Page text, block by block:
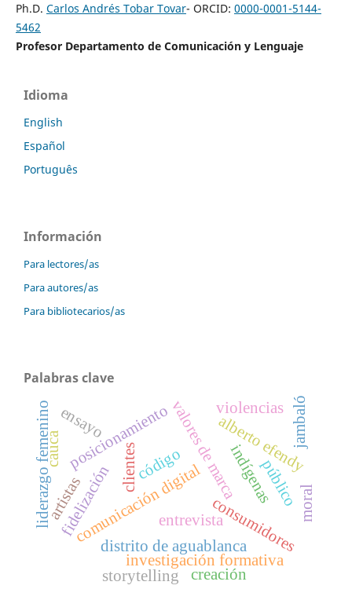
Ph.D. Carlos Andrés Tobar Tovar- ORCID: 0000-0001-5144-
5462
Profesor Departamento de Comunicación y Lenguaje
Idioma
English
Español
Português
Información
Para lectores/as
Para autores/as
Para bibliotecarios/as
Palabras clave
comunicación digital
valores de marca
consumidores
posicionamiento
fidelización clientes
distrito de aguablanca
liderazgo femenino indígenas
entrevista
alberto efendy
investigación formativa
código
ensayo
artistas
creación
jambaló
cauca
storytelling
violencias
públicomoral